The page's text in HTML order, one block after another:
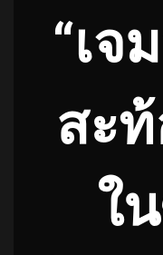
“เจ
สะ
ใ